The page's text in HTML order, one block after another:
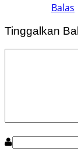
Balas
Tinggalkan